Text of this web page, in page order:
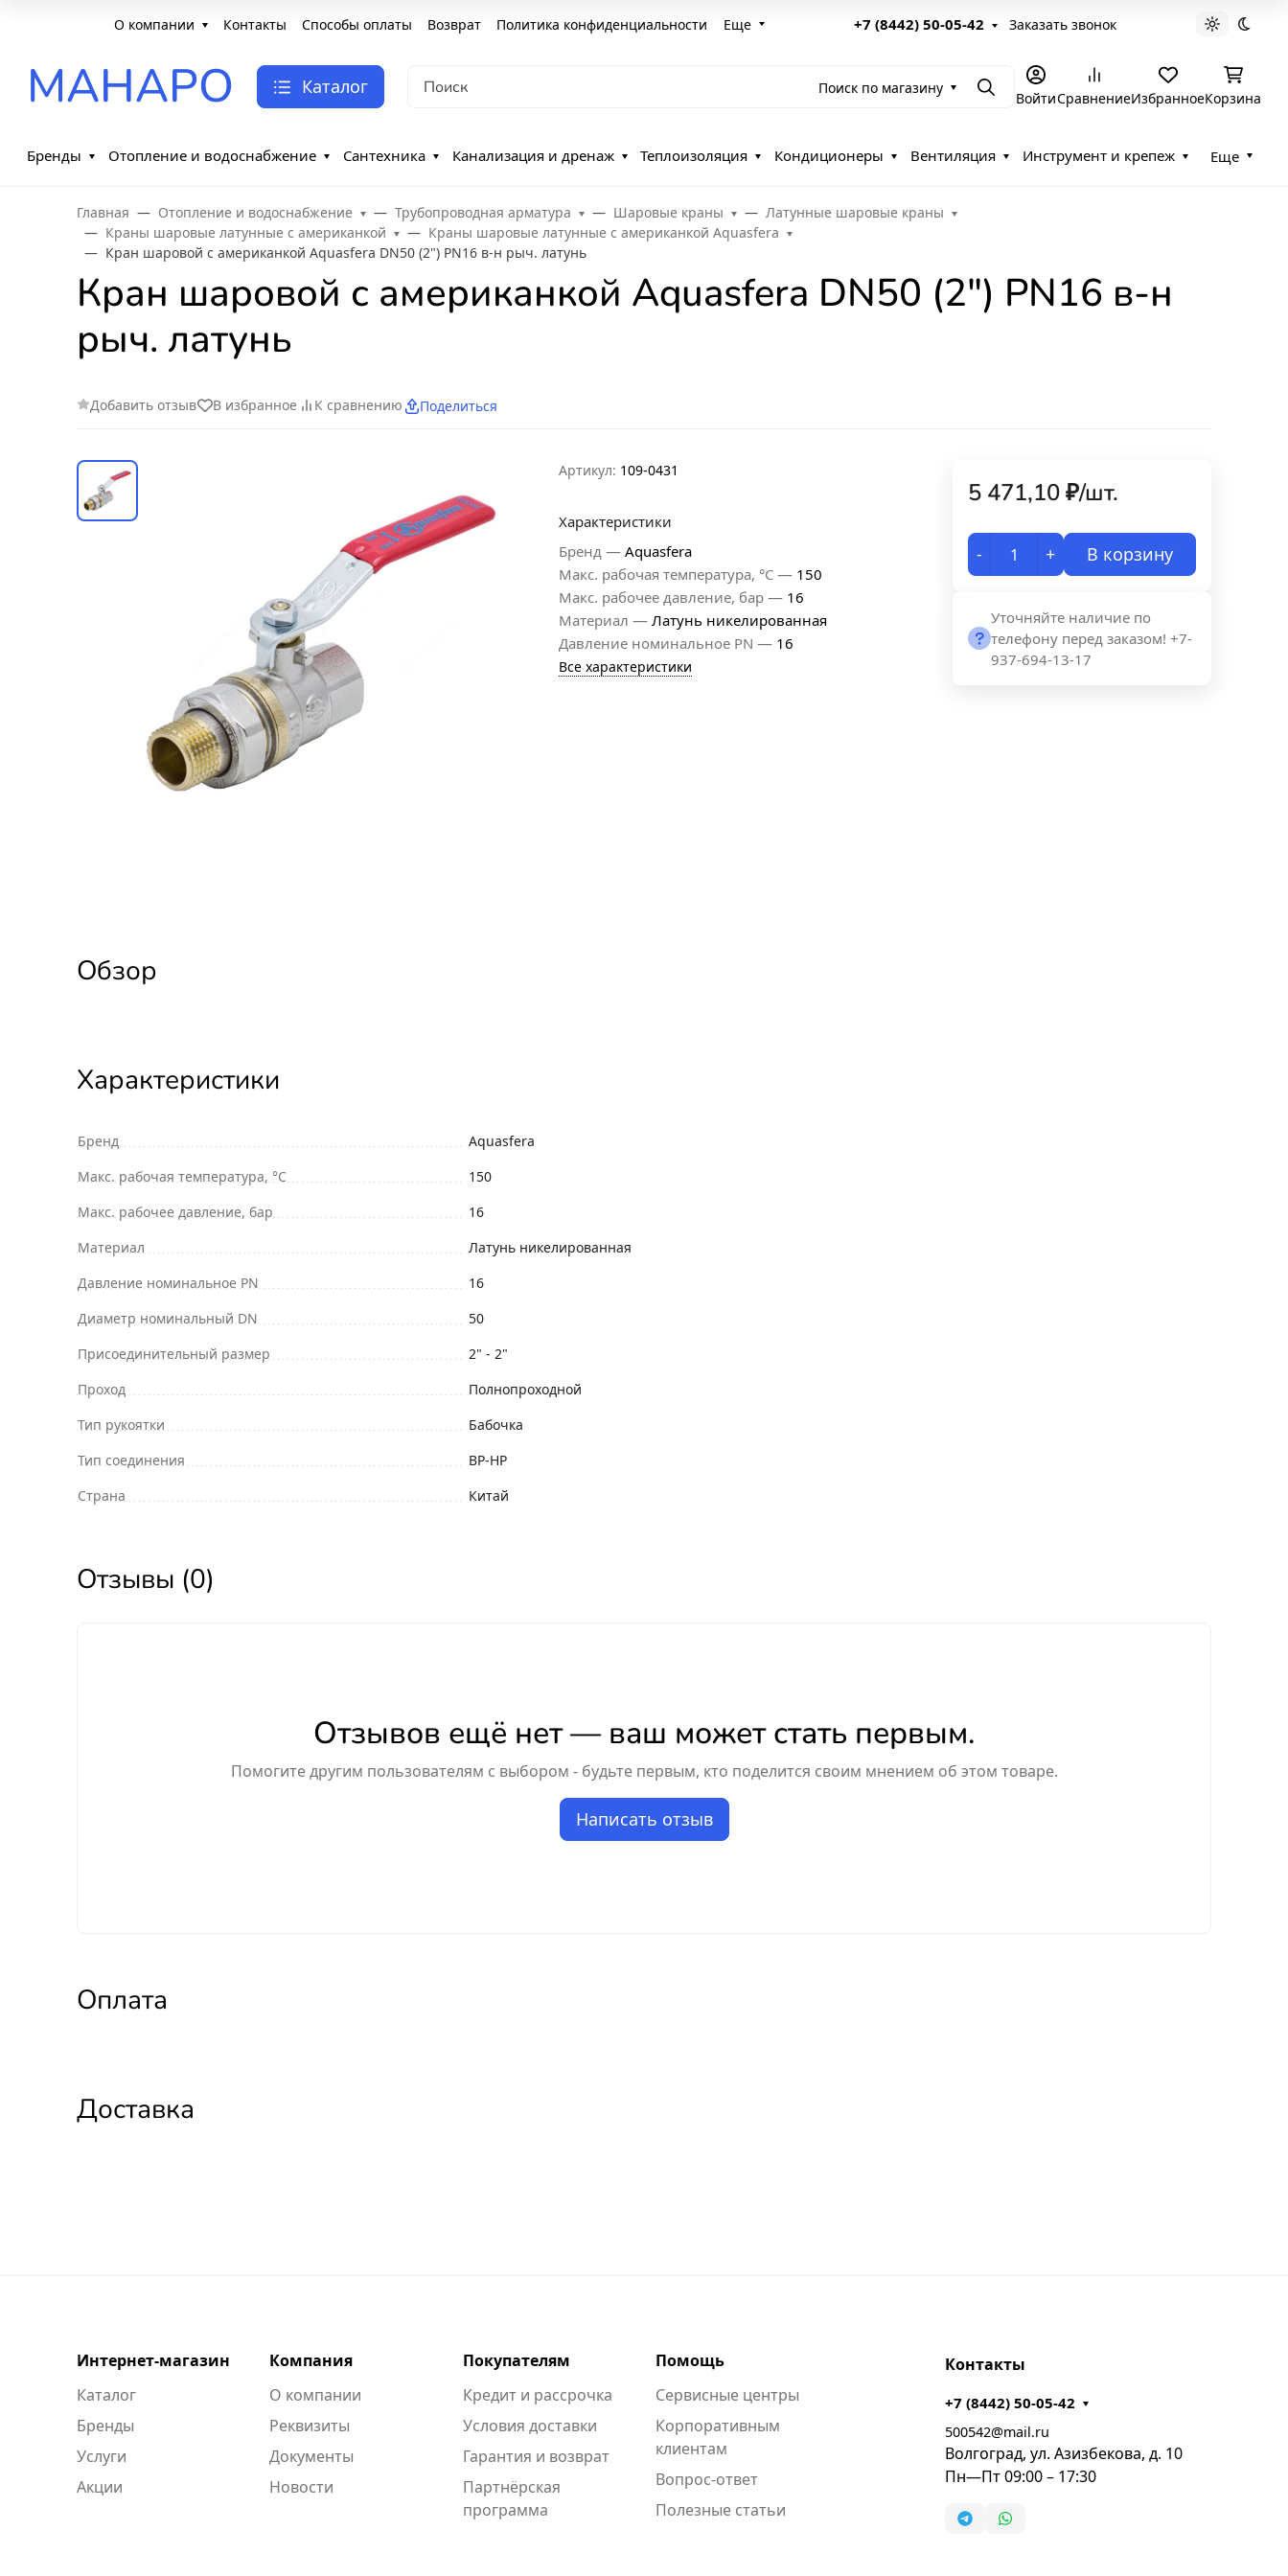
О компании Контакты Способы оплаты Возврат Политика конфиденциальности Еще +7 (8442) 50-05-42 Заказать звонок Светлая
МАНАРО Каталог Поиск по магазину ПоискВойтиСравнениеИзбранноеКорзина
Бренды Отопление и водоснабжение Сантехника Канализация и дренаж Теплоизоляция Кондиционеры Вентиляция Инструмент и крепеж Еще
Главная Отопление и водоснабжение Трубопроводная арматура Шаровые краны
Латунные шаровые краны
Краны шаровые латунные с американкой
Краны шаровые латунные с американкой Aquasfera
Кран шаровой с американкой Aquasfera DN50 (2") PN16 в-н рыч. латунь
Кран шаровой с американкой Aquasfera DN50 (2") PN16 в-н
рыч. латунь
Добавить отзыв В избранное К сравнению Поделиться
Артикул: 109-0431
Характеристики
Бренд — Aquasfera
Макс. рабочая температура, °С — 150
Макс. рабочее давление, бар — 16
Материал — Латунь никелированная
Давление номинальное PN — 16
Все характеристики
5 471,10₽/шт.
- + В корзину
Уточняйте наличие по
телефону перед заказом! +7-
937-694-13-17
Обзор
Характеристики
Бренд
Aquasfera
Макс. рабочая температура, °С
150
Макс. рабочее давление, бар
16
Материал
Латунь никелированная
Давление номинальное PN
16
Диаметр номинальный DN
50
Присоединительный размер
2" - 2"
Проход
Полнопроходной
Тип рукоятки
Бабочка
Тип соединения
ВР-НР
Страна
Китай
Отзывы (0)
Отзывов ещё нет — ваш может стать первым.
Помогите другим пользователям с выбором - будьте первым, кто поделится своим мнением об этом товаре.
Написать отзыв
Оплата
Доставка
Интернет-магазин
Каталог
Бренды
Услуги
Акции
Компания
О компании
Реквизиты
Документы
Новости
Покупателям
Кредит и рассрочка
Условия доставки
Гарантия и возврат
Партнёрская
программа
Помощь
Сервисные центры
Корпоративным
клиентам
Вопрос-ответ
Полезные статьи
Контакты
+7 (8442) 50-05-42
500542@mail.ru
Волгоград, ул. Азизбекова, д. 10
Пн—Пт 09:00 – 17:30